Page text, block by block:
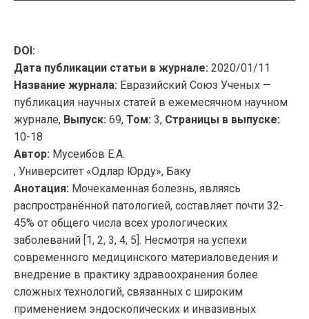
DOI:
Дата публикации статьи в журнале: 2020/01/11
Название журнала: Евразийский Союз Ученых —
публикация научных статей в ежемесячном научном
журнале, Выпуск: 69, Том: 3, Страницы в выпуске:
10-18
Автор: Мусеибов Е.А.
, Университет «Одлар Юрду», Баку
Анотация: Мочекаменная болезнь, являясь
распространённой патологией, составляет почти 32-
45% от общего числа всех урологических
заболеваний [1, 2, 3, 4, 5]. Несмотря на успехи
современного медицинского материаловедения и
внедрение в практику здравоохранения более
сложных технологий, связанных с широким
применением эндоскопических и инвазивных